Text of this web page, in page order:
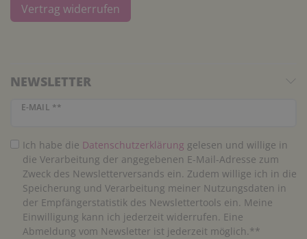
Vertrag widerrufen
NEWSLETTER
E-MAIL **
Newsletter Honig
Ich habe die Daten­schutz­erklärung gelesen und willige in
die Verarbeitung der angegebenen E-Mail-Adresse zum
Zweck des Newsletterversands ein. Zudem willige ich in die
Speicherung und Verarbeitung meiner Nutzungsdaten in
der Empfängerstatistik des Newslettertools ein. Meine
Einwilligung kann ich jederzeit widerrufen. Eine
Abmeldung vom Newsletter ist jederzeit möglich.**